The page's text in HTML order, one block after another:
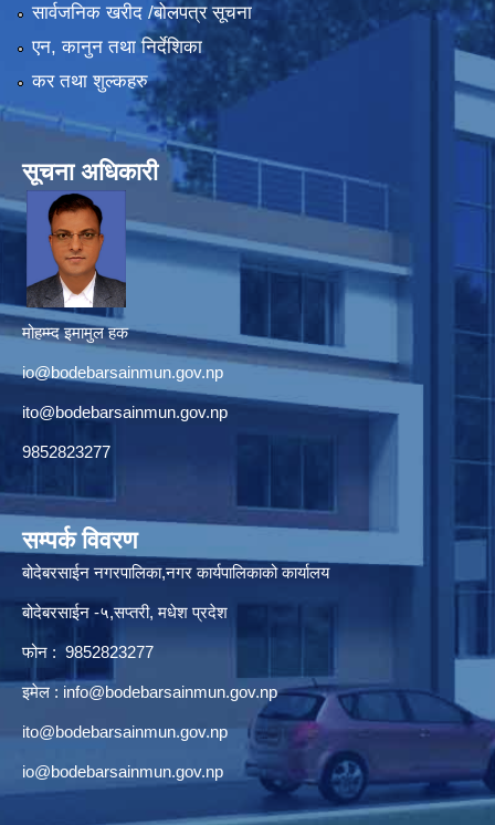
सार्वजनिक खरीद /बोलपत्र सूचना
एन, कानुन तथा निर्देशिका
कर तथा शुल्कहरु
सूचना अधिकारी
मोहम्म्द इमामुल हक
io@bodebarsainmun.gov.np
ito@bodebarsainmun.gov.np
9852823277
सम्पर्क विवरण
बोदेबरसाईन नगरपालिका,नगर कार्यपालिकाको कार्यालय
बोदेबरसाईन -५,सप्तरी, मधेश प्रदेश
फोन : 9852823277
इमेल : info@bodebarsainmun.gov.np
ito@bodebarsainmun.gov.np
io@bodebarsainmun.gov.np